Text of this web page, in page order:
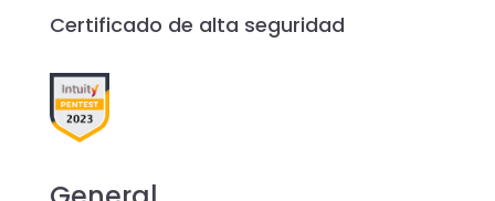
Certificado de alta seguridad